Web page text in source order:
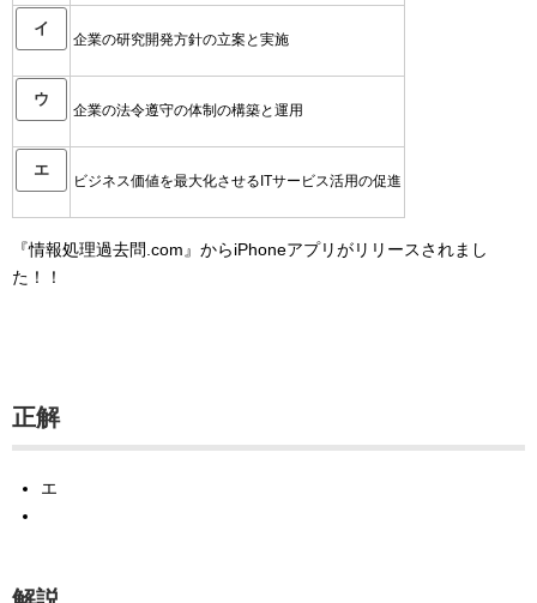
イ
企業の研究開発方針の立案と実施
ウ
企業の法令遵守の体制の構築と運用
エ
ビジネス価値を最大化させるITサービス活用の促進
『情報処理過去問.com』からiPhoneアプリがリリースされまし
た！！
正解
エ